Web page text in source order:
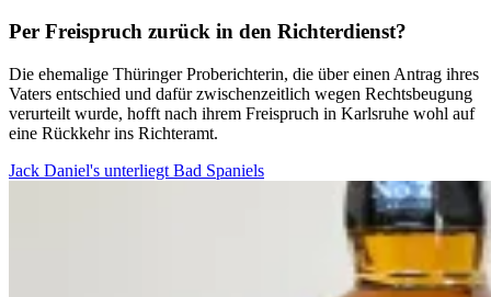
Per Freispruch zurück in den Richterdienst?
Die ehemalige Thüringer Proberichterin, die über einen Antrag ihres
Vaters entschied und dafür zwischenzeitlich wegen Rechtsbeugung
verurteilt wurde, hofft nach ihrem Freispruch in Karlsruhe wohl auf
eine Rückkehr ins Richteramt.
Jack Daniel's unterliegt Bad Spaniels